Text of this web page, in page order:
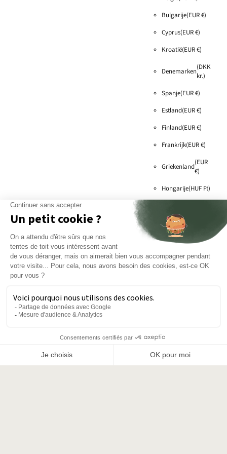
VAGABONDE
Puylaurens, France
VOIR SUR LA CARTE
contact@vagabonde.co
1 impasse du Minotier
81700 Puylaurens
France
Modèle(s) en exposition
Vente
©2026 Go Overland Europe,E-
Shopify
Bulgarije(EUR €)
Cyprus(EUR €)
Kroatië(EUR €)
Denemarken(DKK
kr.)
Spanje(EUR €)
Estland(EUR €)
Finland(EUR €)
Frankrijk(EUR €)
Griekenland(EUR
€)
Hongarije(HUF Ft)
Italië(EUR €)
Letland (EUR €)
Litouwen (EUR €)
Polen
Portugal(EUR €)